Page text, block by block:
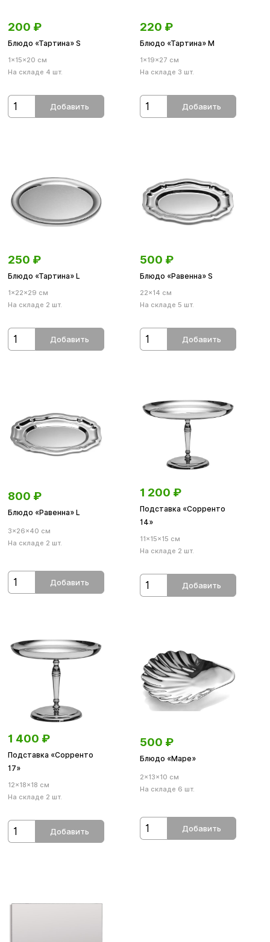
200 ₽
Блюдо «Тартина» S
1×15×20 см
На складе 4 шт.
Добавить
220 ₽
Блюдо «Тартина» М
1×19×27 см
На складе 3 шт.
Добавить
250 ₽
Блюдо «Тартина» L
1×22×29 см
На складе 2 шт.
Добавить
500 ₽
Блюдо «Равенна» S
22×14 см
На складе 5 шт.
Добавить
800 ₽
Блюдо «Равенна» L
3×26×40 см
На складе 2 шт.
Добавить
1 200 ₽
Подставка «Сорренто
14»
11×15×15 см
На складе 2 шт.
Добавить
1 400 ₽
Подставка «Сорренто
17»
12×18×18 см
На складе 2 шт.
Добавить
500 ₽
Блюдо «Маре»
2×13×10 см
На складе 6 шт.
Добавить